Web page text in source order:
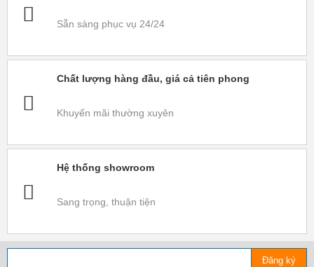
Sẵn sàng phục vụ 24/24
Chất lượng hàng đầu, giá cả tiên phong
Khuyến mãi thường xuyên
Hệ thống showroom
Sang trọng, thuận tiện
Đăng ký